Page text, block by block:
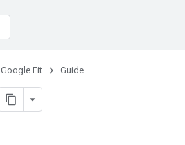
Google Fit Guide